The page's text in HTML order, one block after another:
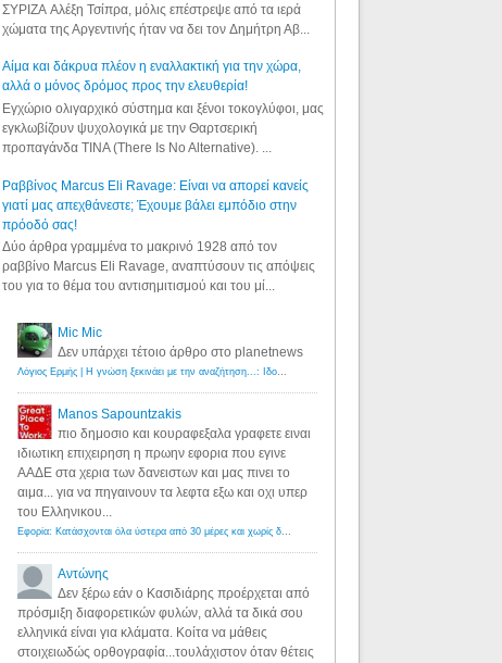
ΣΥΡΙΖΑ Αλέξη Τσίπρα, μόλις επέστρεψε από τα ιερά
χώματα της Αργεντινής ήταν να δει τον Δημήτρη Αβ...
Αίμα και δάκρυα πλέον η εναλλακτική για την χώρα,
αλλά ο μόνος δρόμος προς την ελευθερία!
Εγχώριο ολιγαρχικό σύστημα και ξένοι τοκογλύφοι, μας
εγκλωβίζουν ψυχολογικά με την Θαρτσερική
προπαγάνδα TINA (There Is No Alternative). ...
Ραββίνος Marcus Eli Ravage: Είναι να απορεί κανείς
γιατί μας απεχθάνεστε; Έχουμε βάλει εμπόδιο στην
πρόοδό σας!
Δύο άρθρα γραμμένα το μακρινό 1928 από τον
ραββίνο Marcus Eli Ravage, αναπτύσουν τις απόψεις
του για το θέμα του αντισημιτισμού και του μί...
Mic Mic
Δεν υπάρχει τέτοιο άρθρο στο planetnews
Λόγιος Ερμής | Η γνώση ξεκινάει με την αναζήτηση...: Ιδού οι 18 που χρωστούν 11 δις ευρώ!
Manos Sapountzakis
πιο δημοσιο και κουραφεξαλα γραφετε ειναι
ιδιωτικη επιχειρηση η πρωην εφορια που εγινε
ΑΑΔΕ στα χερια των δανειστων και μας πινει το
αιμα... για να πηγαινουν τα λεφτα εξω και οχι υπερ
του Ελληνικου...
Εφορία: Κατάσχονται όλα ύστερα από 30 μέρες και χωρίς δικαστικές αποφάσεις - Λόγιος Ερμής
Αντώνης
Δεν ξέρω εάν ο Κασιδιάρης προέρχεται από
πρόσμιξη διαφορετικών φυλών, αλλά τα δικά σου
ελληνικά είναι για κλάματα. Κοίτα να μάθεις
στοιχειωδώς ορθογραφία...τουλάχιστον όταν θέτεις